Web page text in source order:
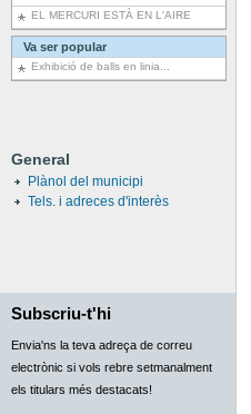
EL MERCURI ESTÀ EN L'AIRE
Va ser popular
Exhibició de balls en linia...
General
Plànol del municipi
Tels. i adreces d'interès
Subscriu-t'hi
Envia'ns la teva adreça de correu
electrònic si vols rebre setmanalment
els titulars més destacats!